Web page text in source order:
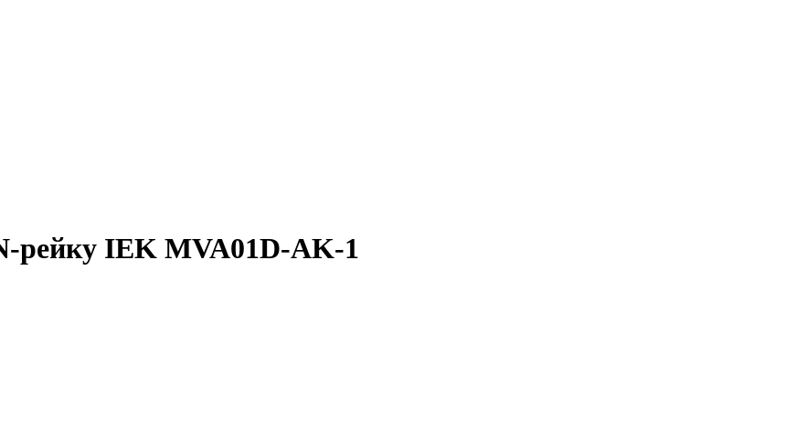
рейку IEK MVA01D-AK-1